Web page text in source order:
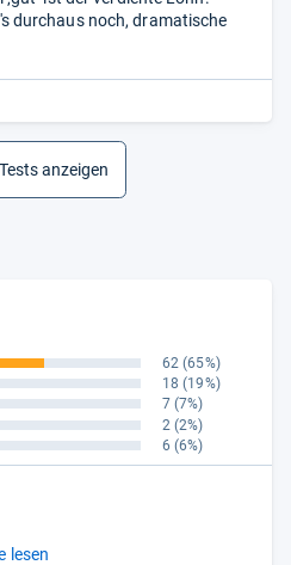
durchaus noch, dramatische
anzeigen
62 (65%)
18 (19%)
7 (7%)
2 (2%)
6 (6%)
lesen